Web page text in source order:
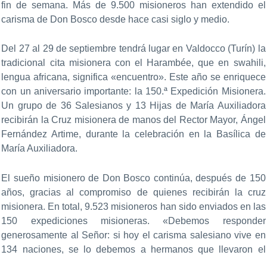
fin de semana. Más de 9.500 misioneros han extendido el
carisma de Don Bosco desde hace casi siglo y medio.
Del 27 al 29 de septiembre tendrá lugar en Valdocco (Turín) la
tradicional cita misionera con el Harambée, que en swahili,
lengua africana, significa «encuentro». Este año se enriquece
con un aniversario importante: la 150.ª Expedición Misionera.
Un grupo de 36 Salesianos y 13 Hijas de María Auxiliadora
recibirán la Cruz misionera de manos del Rector Mayor, Ángel
Fernández Artime, durante la celebración en la Basílica de
María Auxiliadora.
El sueño misionero de Don Bosco continúa, después de 150
años, gracias al compromiso de quienes recibirán la cruz
misionera. En total, 9.523 misioneros han sido enviados en las
150 expediciones misioneras. «Debemos responder
generosamente al Señor: si hoy el carisma salesiano vive en
134 naciones, se lo debemos a hermanos que llevaron el